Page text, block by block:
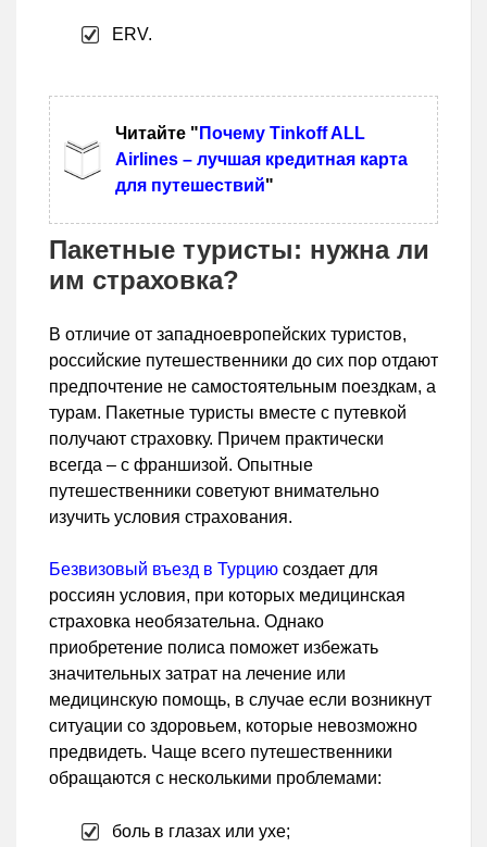
ERV.
Читайте " Почему Tinkoff ALL
Airlines – лучшая кредитная карта
для путешествий"
Пакетные туристы: нужна ли
им страховка?
В отличие от западноевропейских туристов,
российские путешественники до сих пор отдают
предпочтение не самостоятельным поездкам, а
турам. Пакетные туристы вместе с путевкой
получают страховку. Причем практически
всегда – с франшизой. Опытные
путешественники советуют внимательно
изучить условия страхования.
Безвизовый въезд в Турцию создает для
россиян условия, при которых медицинская
страховка необязательна. Однако
приобретение полиса поможет избежать
значительных затрат на лечение или
медицинскую помощь, в случае если возникнут
ситуации со здоровьем, которые невозможно
предвидеть. Чаще всего путешественники
обращаются с несколькими проблемами:
боль в глазах или ухе;